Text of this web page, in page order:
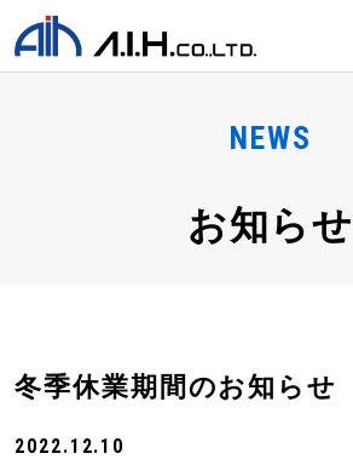
NEWS
お知らせ
冬季休業期間のお知らせ
2022.12.10